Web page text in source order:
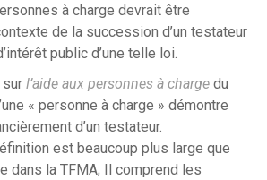
à charge devrait être
de la succession d’un testateur
public d’une telle loi.
sur l’aide aux personnes à charge du
« personne à charge » démontre
d’un testateur.
est beaucoup plus large que
dans la TFMA; Il comprend les